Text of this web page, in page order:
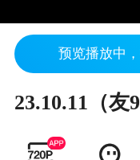
预览播放中